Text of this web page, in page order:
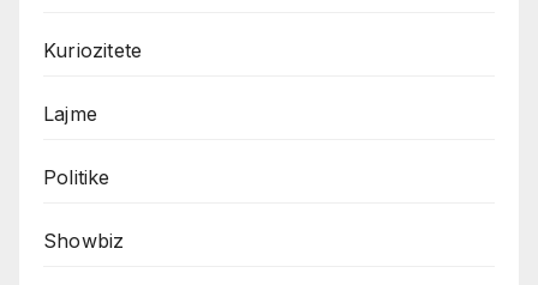
Kuriozitete
Lajme
Politike
Showbiz